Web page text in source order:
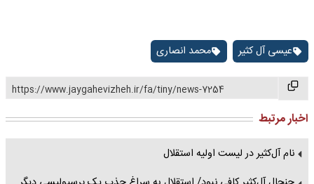
عیسی آل کثیر محمد انصاری
https://www.jaygahevizheh.ir/fa/tiny/news-7254
اخبار مرتبط
نام آل‌کثیر در لیست اولیه استقلال